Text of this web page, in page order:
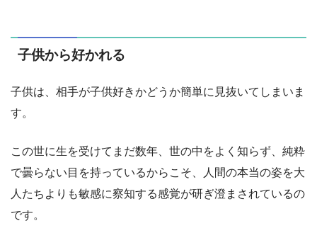
子供から好かれる
子供は、相手が子供好きかどうか簡単に見抜いてしまいま
す。
この世に生を受けてまだ数年、世の中をよく知らず、純粋
で曇らない目を持っているからこそ、人間の本当の姿を大
人たちよりも敏感に察知する感覚が研ぎ澄まされているの
です。